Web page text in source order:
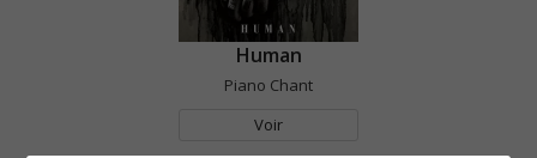
Human
Piano Chant
Voir